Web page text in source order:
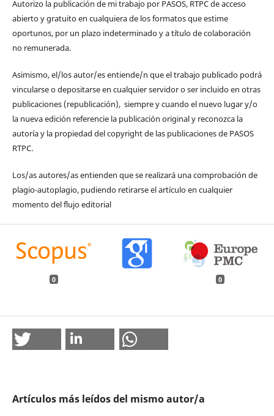
Autorizo la publicación de mi trabajo por PASOS, RTPC de acceso
abierto y gratuito en cualquiera de los formatos que estime
oportunos, por un plazo indeterminado y a título de colaboración
no remunerada.
Asimismo, el/los autor/es entiende/n que el trabajo publicado podrá
vincularse o depositarse en cualquier servidor o ser incluido en otras
publicaciones (republicación), siempre y cuando el nuevo lugar y/o
la nueva edición referencie la publicación original y reconozca la
autoría y la propiedad del copyright de las publicaciones de PASOS
RTPC.
Los/as autores/as entienden que se realizará una comprobación de
plagio-autoplagio, pudiendo retirarse el artículo en cualquier
momento del flujo editorial
0 0
Artículos más leídos del mismo autor/a